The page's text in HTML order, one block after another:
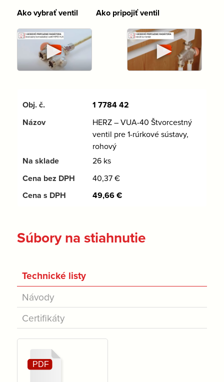
Ako vybrať ventil Ako pripojiť ventil
► ►
1 7784 42
HERZ – VUA-40 Štvorcestný
ventil pre 1-rúrkové sústavy,
rohový
26 ks
40,37€
49,66€
Súbory na stiahnutie
Technické listy
Návody
Certifikáty